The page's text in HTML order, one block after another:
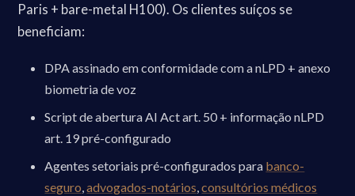
Paris + bare-metal H100). Os clientes suíços se
beneficiam:
DPA assinado em conformidade com a nLPD + anexo
biometria de voz
Script de abertura AI Act art. 50 + informação nLPD
art. 19 pré-configurado
Agentes setoriais pré-configurados para banco-
seguro,advogados-notários,consultórios médicos